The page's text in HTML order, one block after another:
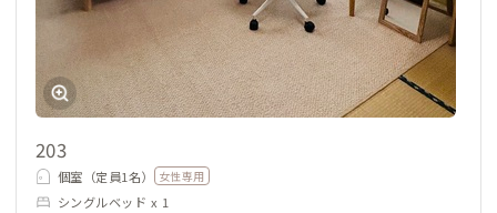
203
個室（定員1名） 女性専用
シングルベッド x 1